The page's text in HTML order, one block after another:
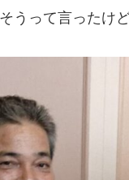
うって言ったけ